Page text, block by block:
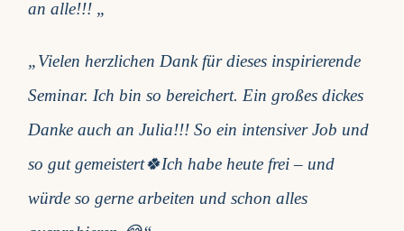
an alle!!! „
„Vielen herzlichen Dank für dieses inspirierende
Seminar. Ich bin so bereichert. Ein großes dickes
Danke auch an Julia!!! So ein intensiver Job und
so gut gemeistert🍀Ich habe heute frei – und
würde so gerne arbeiten und schon alles